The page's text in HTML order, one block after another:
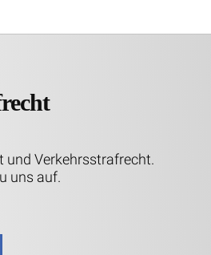
und Verkehrsstrafrecht.
uns auf.